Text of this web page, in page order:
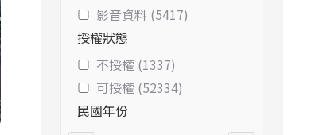
影音資料 (5417)
授權狀態
不授權 (1337)
可授權 (52334)
民國年份